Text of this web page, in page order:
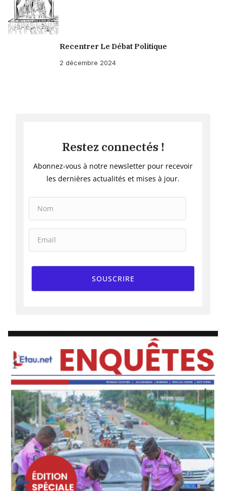
Recentrer Le Débat Politique
2 décembre 2024
Restez connectés !
Abonnez-vous à notre newsletter pour recevoir
les dernières actualités et mises à jour.
SOUSCRIRE